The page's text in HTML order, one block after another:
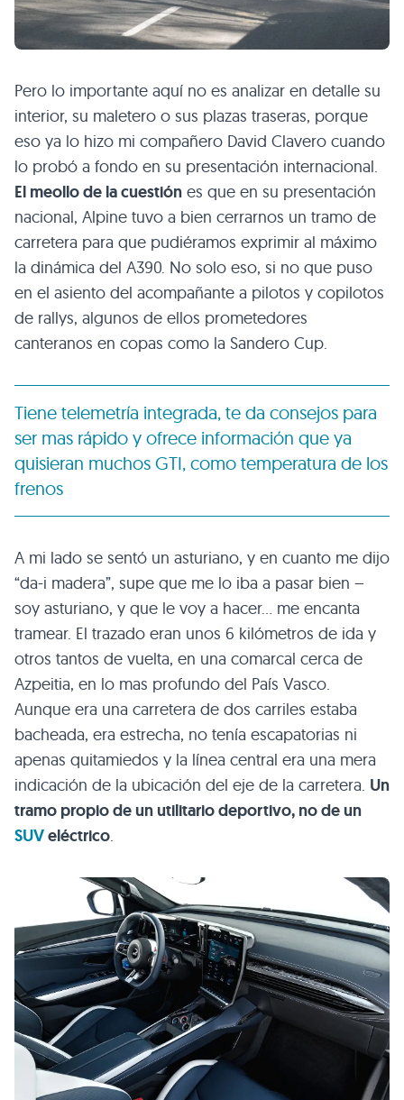
Pero lo importante aquí no es analizar en detalle su
interior, su maletero o sus plazas traseras, porque
eso ya lo hizo mi compañero David Clavero cuando
lo probó a fondo en su presentación internacional.
El meollo de la cuestión es que en su presentación
nacional, Alpine tuvo a bien cerrarnos un tramo de
carretera para que pudiéramos exprimir al máximo
la dinámica del A390. No solo eso, si no que puso
en el asiento del acompañante a pilotos y copilotos
de rallys, algunos de ellos prometedores
canteranos en copas como la Sandero Cup.
Tiene telemetría integrada, te da consejos para
ser mas rápido y ofrece información que ya
quisieran muchos GTI, como temperatura de los
frenos
A mi lado se sentó un asturiano, y en cuanto me dijo
“da-i madera”, supe que me lo iba a pasar bien –
soy asturiano, y que le voy a hacer… me encanta
tramear. El trazado eran unos 6 kilómetros de ida y
otros tantos de vuelta, en una comarcal cerca de
Azpeitia, en lo mas profundo del País Vasco.
Aunque era una carretera de dos carriles estaba
bacheada, era estrecha, no tenía escapatorias ni
apenas quitamiedos y la línea central era una mera
indicación de la ubicación del eje de la carretera. Un
tramo propio de un utilitario deportivo, no de un
SUVeléctrico.